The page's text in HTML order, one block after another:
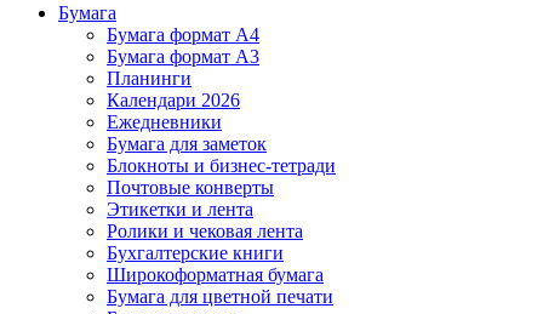
Бумага
Бумага формат А4
Бумага формат А3
Планинги
Календари 2026
Ежедневники
Бумага для заметок
Блокноты и бизнес-тетради
Почтовые конверты
Этикетки и лента
Ролики и чековая лента
Бухгалтерские книги
Широкоформатная бумага
Бумага для цветной печати